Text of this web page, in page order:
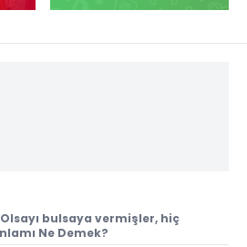
Olsayı bulsaya vermişler, hiç
Ne Demek?